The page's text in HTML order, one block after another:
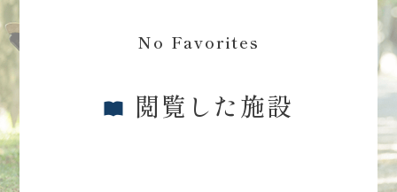
No Favorites
閲覧した施設